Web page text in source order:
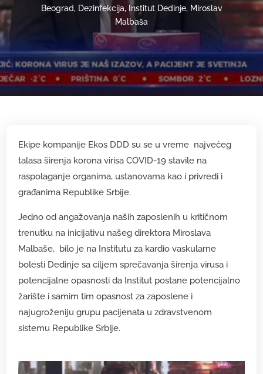
Beograd, Dezinfekcija, Institut Dedinje, Miroslav
Malbaša
Ekipe kompanije Ekos DDD su se u vreme najvećeg
talasa širenja korona virisa COVID-19 stavile na
raspolaganje organima, ustanovama kao i privredi i
građanima Republike Srbije.
Jedno od angažovanja naših zaposlenih u kritičnom
trenutku na inicijativu našeg direktora Miroslava
Malbaše, bilo je na Institutu za kardio vaskularne
bolesti Dedinje sa ciljem sprečavanja širenja virusa i
potencijalne opasnosti da Institut postane potencijalno
žarište i samim tim opasnost za zaposlene i
najugroženiju grupu pacijenata u zdravstvenom
sistemu Republike Srbije.
Прегледач